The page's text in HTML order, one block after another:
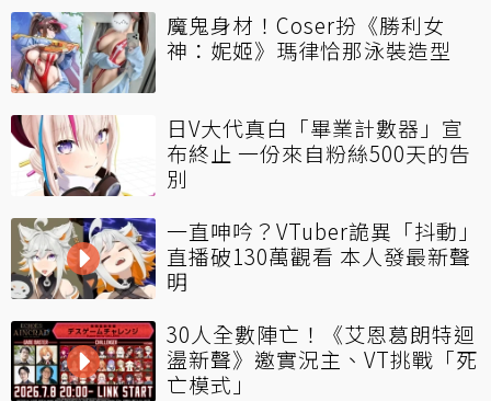
魔鬼身材！Coser扮《勝利女
神：妮姬》瑪律恰那泳裝造型
日V大代真白「畢業計數器」宣
布終止 一份來自粉絲500天的告
別
一直呻吟？VTuber詭異「抖動」
直播破130萬觀看 本人發最新聲
明
30人全數陣亡！《艾恩葛朗特迴
盪新聲》邀實況主、VT挑戰「死
亡模式」